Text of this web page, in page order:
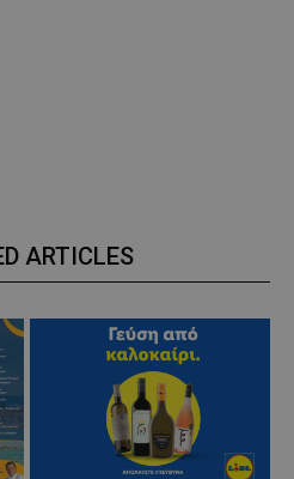
ARTICLES